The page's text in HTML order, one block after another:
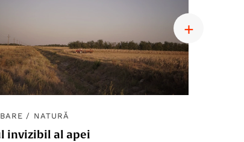
/ NATURĂ
invizibil al apei